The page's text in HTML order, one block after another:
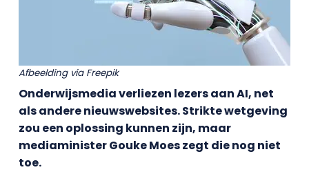
Afbeelding via Freepik
Onderwijsmedia verliezen lezers aan AI, net
als andere nieuwswebsites. Strikte wetgeving
zou een oplossing kunnen zijn, maar
mediaminister Gouke Moes zegt die nog niet
toe.